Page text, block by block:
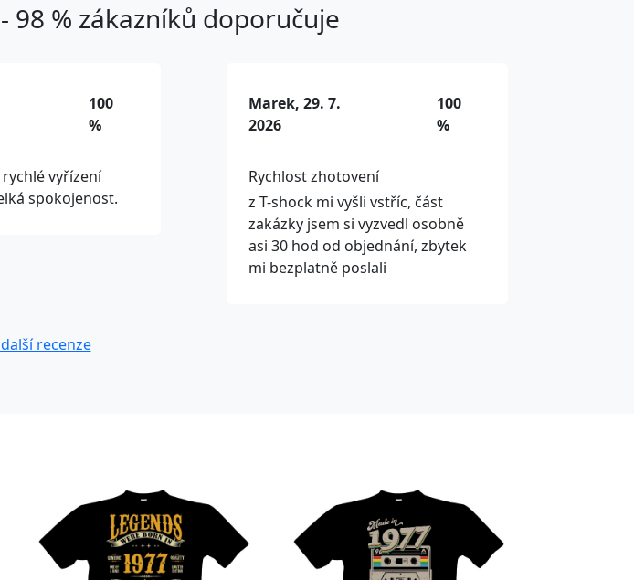
98 % zákazníků doporučuje
100
%
vyřízení
spokojenost.
Marek, 29. 7.
2026
100
%
Rychlost zhotovení
z T-shock mi vyšli vstříc, část
zakázky jsem si vyzvedl osobně
asi 30 hod od objednání, zbytek
mi bezplatně poslali
recenze